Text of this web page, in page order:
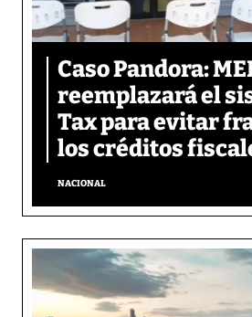
Caso Pandora:
reemplazará el
Tax para evitar
los créditos
NACIONAL